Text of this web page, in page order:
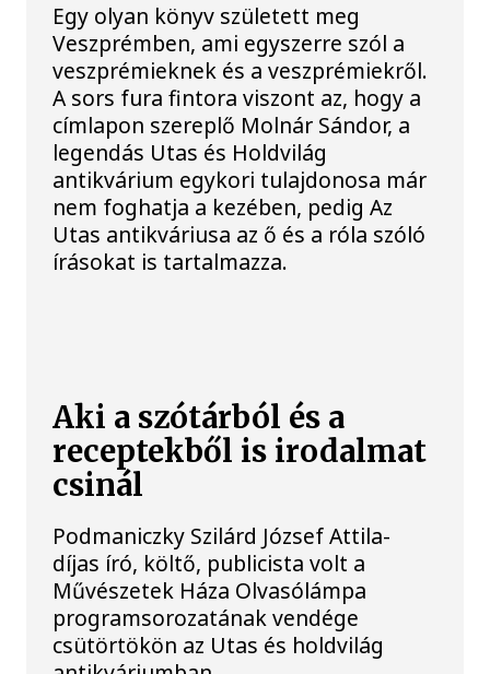
Egy olyan könyv született meg
Veszprémben, ami egyszerre szól a
veszprémieknek és a veszprémiekről.
A sors fura fintora viszont az, hogy a
címlapon szereplő Molnár Sándor, a
legendás Utas és Holdvilág
antikvárium egykori tulajdonosa már
nem foghatja a kezében, pedig Az
Utas antikváriusa az ő és a róla szóló
írásokat is tartalmazza.
Aki a szótárból és a
receptekből is irodalmat
csinál
Podmaniczky Szilárd József Attila-
díjas író, költő, publicista volt a
Művészetek Háza Olvasólámpa
programsorozatának vendége
csütörtökön az Utas és holdvilág